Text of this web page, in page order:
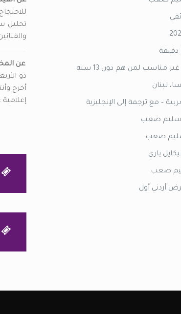
غير مناسب لمن هم دون 13 سنة
لبنان
– مع ترجمة إلى الإنجليزية
سليم صعب
صعب
ياري
صعب
أردني أول
تحليل
عن
ذو
إعلامية عالمية واسعة. في